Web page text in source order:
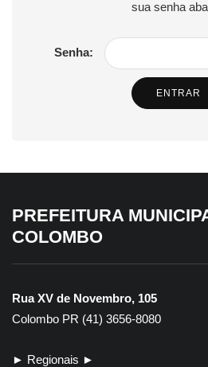
sua senha
Senha:
PREFEITURA
COLOMBO
Rua XV de Novembro, 105
Colombo PR (41) 3656-8080
► Regionais ►